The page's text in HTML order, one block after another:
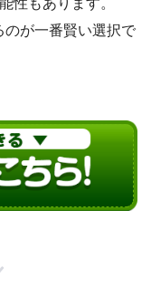
のが一番賢い選択で